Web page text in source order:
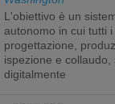
L'obiettivo è un
autonomo in cui tutti
progettazione,
ispezione e collaudo,
digitalmente